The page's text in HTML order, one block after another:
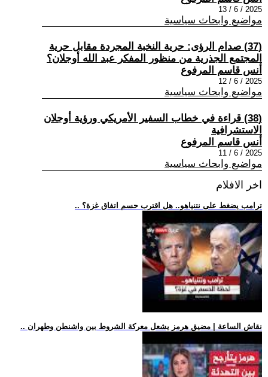
2025 / 6 / 13
مواضيع وابحاث سياسية
(37) صدام الرؤى: حرية النخبة المجردة مقابل حرية
المجتمع الجذرية من منظور المفكر عبد الله أوجلان؟
أنس قاسم المرفوع
2025 / 6 / 12
مواضيع وابحاث سياسية
(38) قراءة في خطاب السفير الأمريكي ورؤية أوجلان
الاستشرافية
أنس قاسم المرفوع
2025 / 6 / 11
مواضيع وابحاث سياسية
اخر الافلام
.. ترامب يضغط على نتنياهو.. هل اقترب حسم اتفاق غزة؟
.. نقاش الساعة | مضيق هرمز يشعل معركة الشروط بين واشنطن وطهران